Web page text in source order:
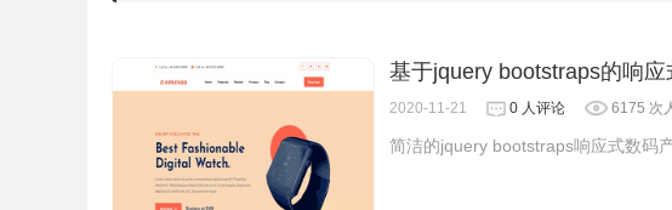
基于jquery bootstraps的响
2020-11-21 0 人评论 6175 次
简洁的jquery bootstraps响应式数码